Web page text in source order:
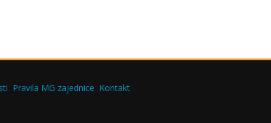
Pravila MG zajednice Kontakt